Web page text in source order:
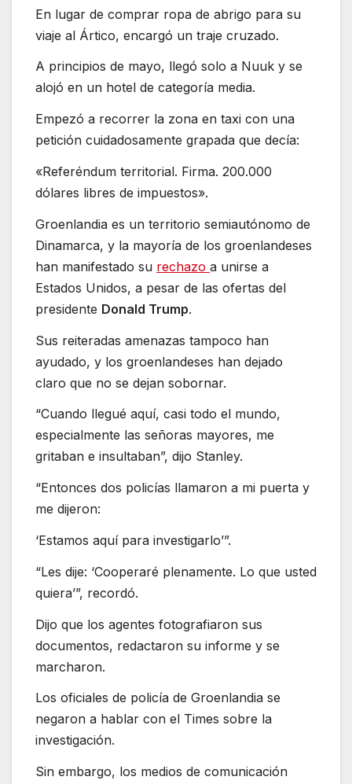
En lugar de comprar ropa de abrigo para su
viaje al Ártico, encargó un traje cruzado.
A principios de mayo, llegó solo a Nuuk y se
alojó en un hotel de categoría media.
Empezó a recorrer la zona en taxi con una
petición cuidadosamente grapada que decía:
«Referéndum territorial. Firma. 200.000
dólares libres de impuestos».
Groenlandia es un territorio semiautónomo de
Dinamarca, y la mayoría de los groenlandeses
han manifestado su rechazo a unirse a
Estados Unidos, a pesar de las ofertas del
presidente Donald Trump.
Sus reiteradas amenazas tampoco han
ayudado, y los groenlandeses han dejado
claro que no se dejan sobornar.
“Cuando llegué aquí, casi todo el mundo,
especialmente las señoras mayores, me
gritaban e insultaban”, dijo Stanley.
“Entonces dos policías llamaron a mi puerta y
me dijeron:
‘Estamos aquí para investigarlo’”.
“Les dije: ‘Cooperaré plenamente. Lo que usted
quiera’”, recordó.
Dijo que los agentes fotografiaron sus
documentos, redactaron su informe y se
marcharon.
Los oficiales de policía de Groenlandia se
negaron a hablar con el Times sobre la
investigación.
Sin embargo, los medios de comunicación